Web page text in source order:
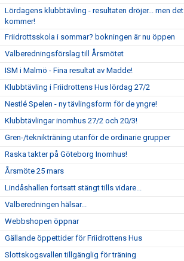
Lördagens klubbtävling - resultaten dröjer... men det
kommer!
Friidrottsskola i sommar? bokningen är nu öppen
Valberedningsförslag till Årsmötet
ISM i Malmö - Fina resultat av Madde!
Klubbtävling i Friidrottens Hus lördag 27/2
Nestlé Spelen - ny tävlingsform för de yngre!
Klubbtävlingar inomhus 27/2 och 20/3!
Gren-/teknikträning utanför de ordinarie grupper
Raska takter på Göteborg Inomhus!
Årsmöte 25 mars
Lindåshallen fortsatt stängt tills vidare...
Valberedningen hälsar...
Webbshopen öppnar
Gällande öppettider för Friidrottens Hus
Slottskogsvallen tillgänglig för träning